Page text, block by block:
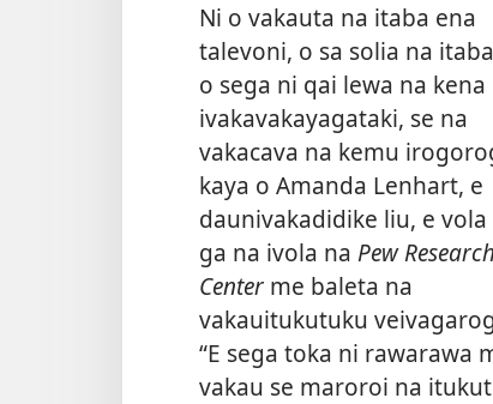
Ni o vakauta na itaba ena
talevoni, o sa solia na
o sega ni qai lewa na kena
ivakavakayagataki, se na
vakacava na kemu
kaya o Amanda Lenhart, e
daunivakadidike liu, e vola
ga na ivola na Pew Research
Center me baleta na
vakauitukutuku
“E sega toka ni rawarawa
vakau se maroroi na